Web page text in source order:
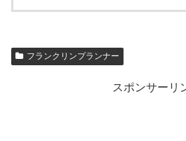
フランクリンプランナー
スポンサーリ